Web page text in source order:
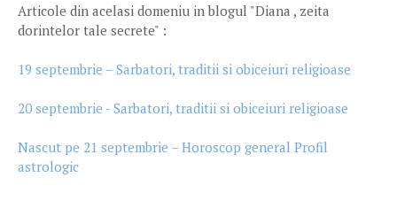
Articole din acelasi domeniu in blogul "Diana , zeita
dorintelor tale secrete" :
19 septembrie – Sarbatori, traditii si obiceiuri religioase
20 septembrie - Sarbatori, traditii si obiceiuri religioase
Nascut pe 21 septembrie – Horoscop general Profil
astrologic